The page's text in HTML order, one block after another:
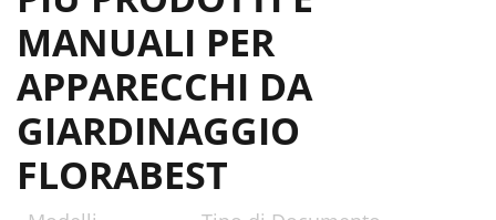
MANUALI PER
APPARECCHI DA
GIARDINAGGIO
FLORABEST